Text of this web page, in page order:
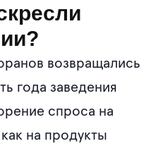
возвращались
года заведения
спроса на
на продукты